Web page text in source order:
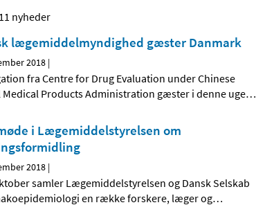
nyheder
lægemiddelmyndighed gæster Danmark
2018 |
fra Centre for Drug Evaluation under Chinese
Medical Products Administration gæster i denne uge…
i Lægemiddelstyrelsen om
2018 |
samler Lægemiddelstyrelsen og Dansk Selskab
en række forskere, læger og…